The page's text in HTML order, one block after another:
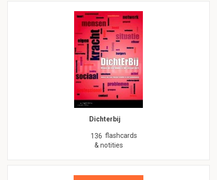
Dichterbij
136 flashcards
& notities